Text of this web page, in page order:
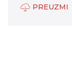
PREUZMI